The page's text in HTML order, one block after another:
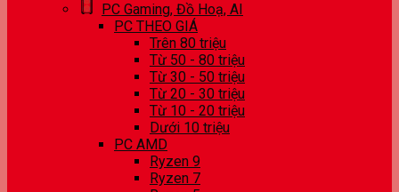
PC Gaming, Đồ Hoạ, AI
PC THEO GIÁ
Trên 80 triệu
Từ 50 - 80 triệu
Từ 30 - 50 triệu
Từ 20 - 30 triệu
Từ 10 - 20 triệu
Dưới 10 triệu
PC AMD
Ryzen 9
Ryzen 7